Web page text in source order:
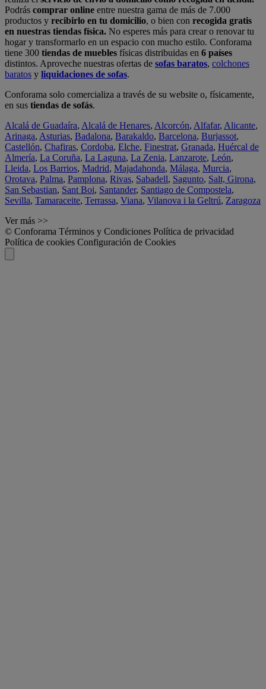
Podrás comprar online entre nuestra gama de más de 7.000
productos y recibirlo en tu domicilio, o bien con recogida gratis
en nuestras tiendas física. No esperes más para crear o renovar tu
hogar y transformarlo en un espacio con mucho estilo. Conforama
tiene 300 tiendas de muebles físicas distribuidas en 6 países
distintos. Aproveche nuestras ofertas de sofas baratos, colchones
baratos y liquidaciones de sofas.
Conforama solo comercializa a través de su website o, físicamente,
en sus tiendas de sofás.
Alcalá de Guadaíra, Alcalá de Henares, Alcorcón, Alfafar, Alicante,
Arinaga, Asturias, Badalona, Barakaldo, Barcelona, Burjassot,
Castellón, Chafiras, Cordoba, Elche, Finestrat, Granada, Huércal de
Almería, La Coruña, La Laguna, La Zenia, Lanzarote, León,
Lleida, Los Barrios, Madrid, Majadahonda, Málaga, Murcia,
Orotava, Palma, Pamplona, Rivas, Sabadell, Sagunto, Salt, Girona,
San Sebastian, Sant Boi, Santander, Santiago de Compostela,
Sevilla, Tamaraceite, Terrassa, Viana, Vilanova i la Geltrú, Zaragoza
Ver más >>
© Conforama Términos y Condiciones Política de privacidad
Política de cookies Configuración de Cookies